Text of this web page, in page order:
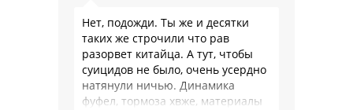
Нет, подожди. Ты же и десятки
таких же строчили что рав
разорвет китайца. А тут, чтобы
суицидов не было, очень усердно
натянули ничью. Динамика
фуфел, тормоза хвже, материалы